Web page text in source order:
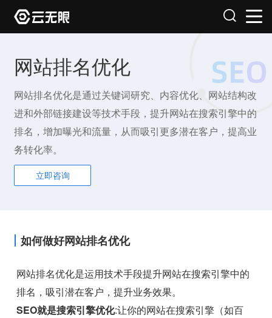
网站排名优化
网站排名优化是通过关键词研究、内容优化、网站结构改
进和外部链接建设等技术手段，提升网站在搜索引擎中的
排名，增加曝光和流量，从而吸引更多潜在客户，提高业
务转化率。
立即咨询
如何做好网站排名优化
网站排名优化是运用技术手段提升网站在搜索引擎中的
排名，吸引潜在客户，提升业务效果。
SEO就是搜索引擎优化:让你的网站在搜索引擎（如百